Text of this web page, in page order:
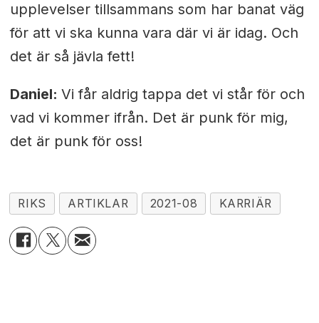
upplevelser tillsammans som har banat väg
för att vi ska kunna vara där vi är idag. Och
det är så jävla fett!
Daniel: Vi får aldrig tappa det vi står för och
vad vi kommer ifrån. Det är punk för mig,
det är punk för oss!
RIKS ARTIKLAR 2021-08 KARRIÄR